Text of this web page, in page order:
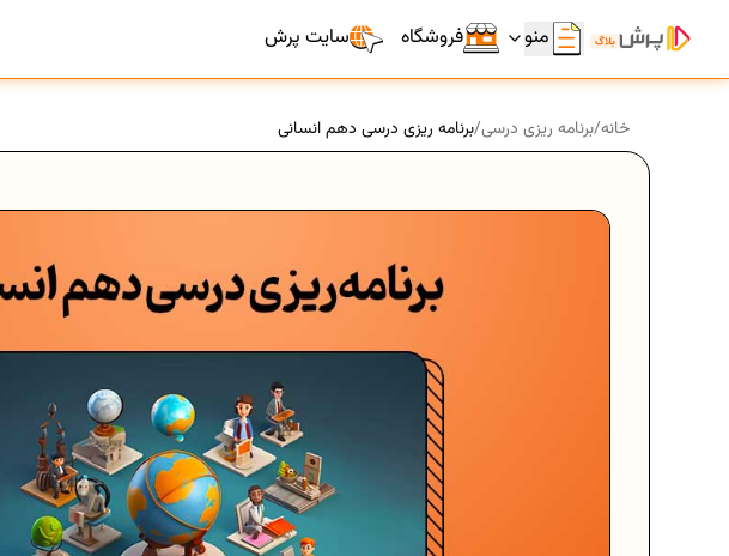
سایت پرش فروشگاه منو
خانه/برنامه ریزی درسی/برنامه ریزی درسی دهم انسانی